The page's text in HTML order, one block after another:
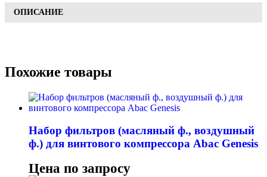
ОПИСАНИЕ
Похожие товары
Набор фильтров (масляный ф., воздушный
ф.) для винтового компрессора Abac Genesis
Цена по запросу